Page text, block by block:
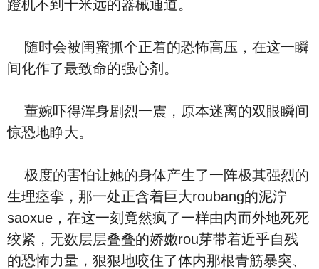
蹬机不到十米远的器械通道。
随时会被闺蜜抓个正着的恐怖高压，在这一瞬
间化作了最致命的强心剂。
董婉吓得浑身剧烈一震，原本迷离的双眼瞬间
惊恐地睁大。
极度的害怕让她的身体产生了一阵极其强烈的
生理痉挛，那一处正含着巨大roubang的泥泞
saoxue，在这一刻竟然疯了一样由内而外地死死
绞紧，无数层层叠叠的娇嫩rou芽带着近乎自残
的恐怖力量，狠狠地咬住了体内那根青筋暴突、